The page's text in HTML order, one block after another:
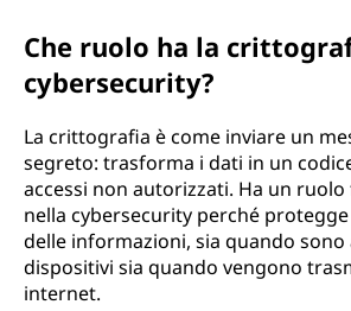
Che ruolo ha la
cybersecurity?
La crittografia è come inviare un
segreto: trasforma i dati in un
accessi non autorizzati. Ha un
nella cybersecurity perché
delle informazioni, sia quando sono
dispositivi sia quando vengono
internet.